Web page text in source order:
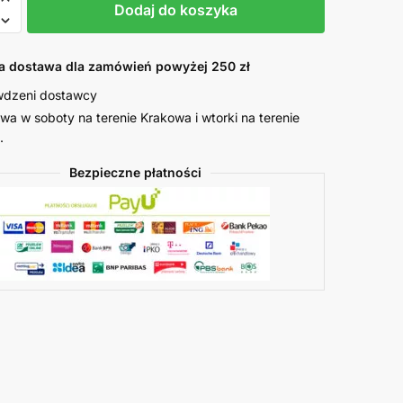
Dodaj do koszyka
dostawa dla zamówień powyżej 250 zł
dostawcy
w soboty na terenie Krakowa i wtorki na terenie
Bezpieczne płatności